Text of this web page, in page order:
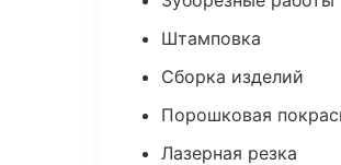
Штамповка
Сборка изделий
Порошковая
Лазерная резка